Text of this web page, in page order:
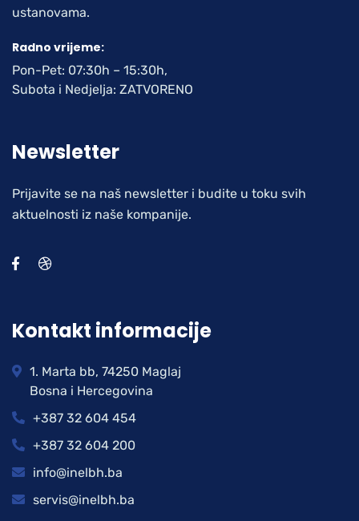
ustanovama.
Radno vrijeme:
Pon-Pet: 07:30h – 15:30h,
Subota i Nedjelja: ZATVORENO
Newsletter
Prijavite se na naš newsletter i budite u toku svih
aktuelnosti iz naše kompanije.
Kontakt informacije
1. Marta bb, 74250 Maglaj
Bosna i Hercegovina
+387 32 604 454
+387 32 604 200
info@inelbh.ba
servis@inelbh.ba